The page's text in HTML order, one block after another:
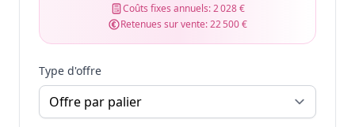
Coûts fixes annuels:2 028 €
Retenues sur vente:22 500 €
Type d'offre